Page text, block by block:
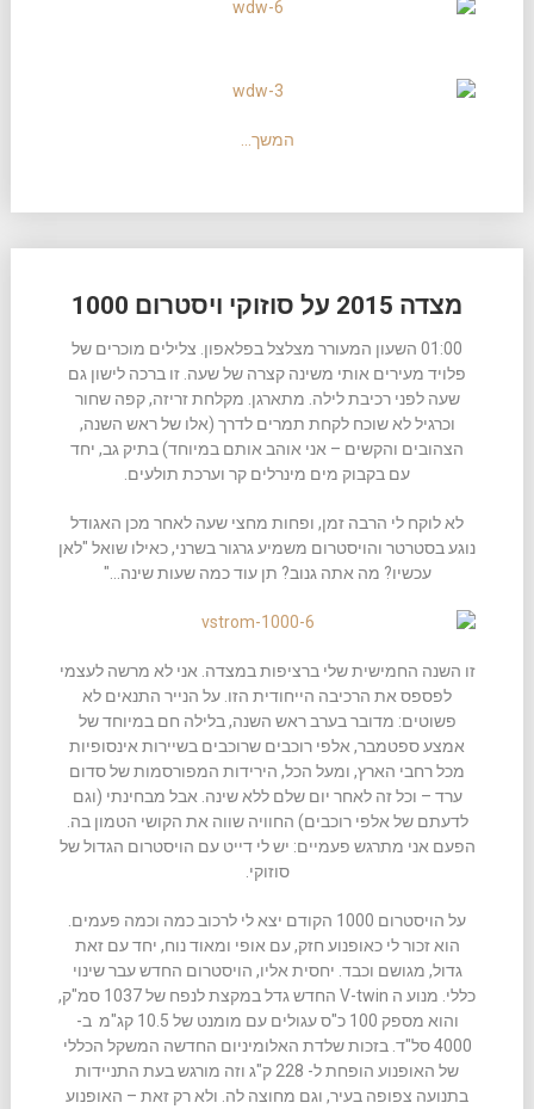
המשך…
מצדה 2015 על סוזוקי ויסטרום 1000
01:00 השעון המעורר מצלצל בפלאפון. צלילים מוכרים של
פלויד מעירים אותי משינה קצרה של שעה. זו ברכה לישון גם
שעה לפני רכיבת לילה. מתארגן. מקלחת זריזה, קפה שחור
וכרגיל לא שוכח לקחת תמרים לדרך (אלו של ראש השנה,
הצהובים והקשים – אני אוהב אותם במיוחד) בתיק גב, יחד
עם בקבוק מים מינרלים קר וערכת תולעים.
לא לוקח לי הרבה זמן, ופחות מחצי שעה לאחר מכן האגודל
נוגע בסטרטר והויסטרום משמיע גרגור בשרני, כאילו שואל "לאן
עכשיו? מה אתה גנוב? תן עוד כמה שעות שינה…"
זו השנה החמישית שלי ברציפות במצדה. אני לא מרשה לעצמי
לפספס את הרכיבה הייחודית הזו. על הנייר התנאים לא
פשוטים: מדובר בערב ראש השנה, בלילה חם במיוחד של
אמצע ספטמבר, אלפי רוכבים שרוכבים בשיירות אינסופיות
מכל רחבי הארץ, ומעל הכל, הירידות המפורסמות של סדום
ערד – וכל זה לאחר יום שלם ללא שינה. אבל מבחינתי (וגם
לדעתם של אלפי רוכבים) החוויה שווה את הקושי הטמון בה.
הפעם אני מתרגש פעמיים: יש לי דייט עם הויסטרום הגדול של
סוזוקי.
על הויסטרום 1000 הקודם יצא לי לרכוב כמה וכמה פעמים.
הוא זכור לי כאופנוע חזק, עם אופי ומאוד נוח, יחד עם זאת
גדול, מגושם וכבד. יחסית אליו, הויסטרום החדש עבר שינוי
כללי. מנוע ה V-twin החדש גדל במקצת לנפח של 1037 סמ"ק,
והוא מספק 100 כ"ס עגולים עם מומנט של 10.5 קג"מ ב-
4000 סל"ד. בזכות שלדת האלומיניום החדשה המשקל הכללי
של האופנוע הופחת ל- 228 ק"ג וזה מורגש בעת התניידות
בתנועה צפופה בעיר, וגם מחוצה לה. ולא רק זאת – האופנוע